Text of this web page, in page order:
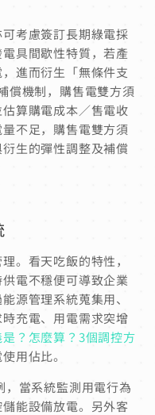
考慮簽訂長期綠電採
具間歇性特質，若產
進而衍生「無條件支
償機制，購售電雙方須
算購電成本／售電收
不足，購售電雙方須
生的彈性調整及補償
。看天吃飯的特性，
電不穩便可導致企業
源管理系統蒐集用、
充電、用電需求突增
？怎麼算？3個調控方
用佔比。
當系統監測用電行為
能設備放電。另外客